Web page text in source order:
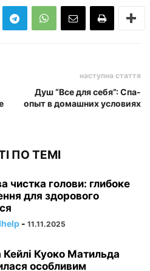
наступна стаття
Душ “Все для себя”: Спа-
опыт в домашних условиях
ПО ТЕМІ
чистка голови: глибоке
для здорового
- 11.11.2025
Кейлі Куоко Матильда
особливим